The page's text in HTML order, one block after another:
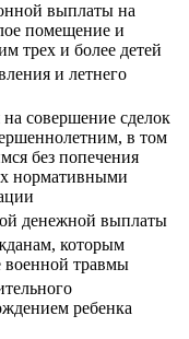
выплаты на
помещение и
трех и более детей
и летнего
совершение сделок
в том
без попечения
нормативными
денежной выплаты
которым
военной травмы
ребенка